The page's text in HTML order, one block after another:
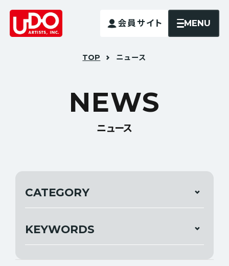
会員サイト MENU
TOP ニュース
NEWS
ニュース
CATEGORY
すべて
公演情報
KEYWORDS